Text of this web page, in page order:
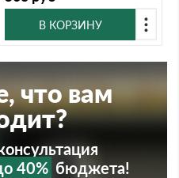
В КОРЗИНУ
что вам
40% бюджета!